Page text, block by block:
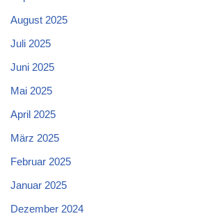
August 2025
Juli 2025
Juni 2025
Mai 2025
April 2025
März 2025
Februar 2025
Januar 2025
Dezember 2024